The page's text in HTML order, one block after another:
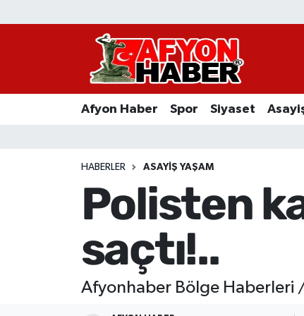
Afyon Haber Spor Siyaset
HABERLER ASAYIŞ YAŞAM
Polisten
saçtı!..
Afyonhaber Bölge Haberleri
Afyon Haber
Asayiş Yaşam
Sivil Toplum